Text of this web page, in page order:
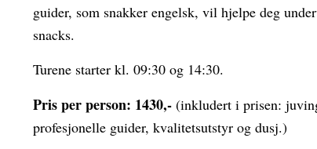
guider, som snakker engelsk, vil hjelpe deg
snacks.
Turene starter kl. 09:30 og 14:30.
Pris per person: 1430,- (inkludert i prisen:
profesjonelle guider, kvalitetsutstyr og dusj.)